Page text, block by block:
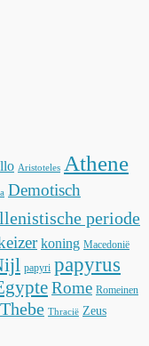
Aristoteles Athene
Demotisch
periode
koning Macedonië
papyri papyrus
Rome Romeinen
Thebe Thracië Zeus